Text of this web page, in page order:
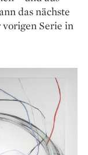
das nächste
vorigen Serie in